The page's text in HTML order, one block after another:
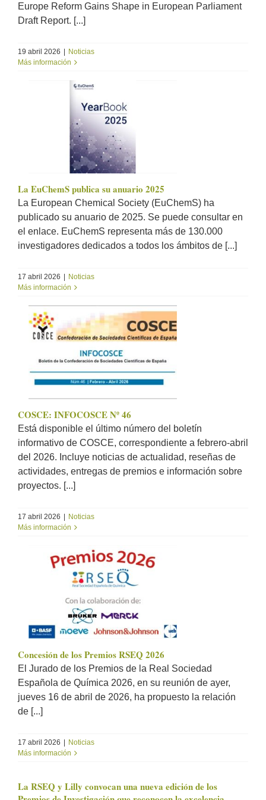
Europe Reform Gains Shape in European Parliament
Draft Report. [...]
19 abril 2026 | Noticias
Más información
La EuChemS publica su anuario 2025
La European Chemical Society (EuChemS) ha
publicado su anuario de 2025. Se puede consultar en
el enlace. EuChemS representa más de 130.000
investigadores dedicados a todos los ámbitos de [...]
17 abril 2026
Noticias
Más información
COSCE: INFOCOSCE Nº 46
Está disponible el último número del boletín
informativo de COSCE, correspondiente a febrero-abril
del 2026. Incluye noticias de actualidad, reseñas de
actividades, entregas de premios e información sobre
proyectos. [...]
17 abril 2026
Noticias
Más información
Concesión de los Premios RSEQ 2026
El Jurado de los Premios de la Real Sociedad
Española de Química 2026, en su reunión de ayer,
jueves 16 de abril de 2026, ha propuesto la relación
de [...]
17 abril 2026
Noticias
Más información
La RSEQ y Lilly convocan una nueva edición de los